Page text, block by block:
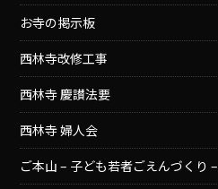
お寺の掲示板
西林寺改修工事
西林寺 慶讃法要
西林寺 婦人会
ご本山 – 子ども若者ごえんづくり –